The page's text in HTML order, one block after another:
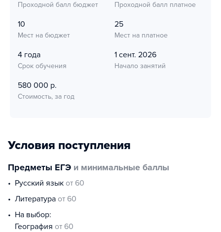
Проходной балл бюджет Проходной балл платное
10
Мест на бюджет
25
Мест на платное
4 года
Срок обучения
1 сент. 2026
Начало занятий
580 000 р.
Стоимость, за год
Условия поступления
Предметы ЕГЭ и минимальные баллы
русский язык от 60
литература от 60
На выбор:
география от 60